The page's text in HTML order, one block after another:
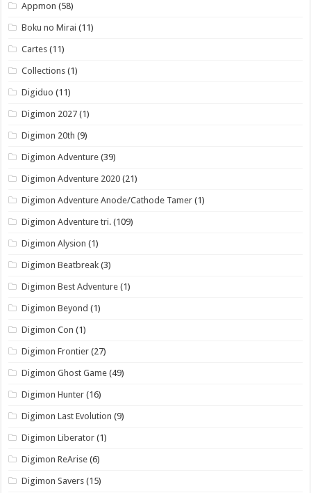
Appmon (58)
Boku no Mirai (11)
Cartes (11)
Collections (1)
Digiduo (11)
Digimon 2027 (1)
Digimon 20th (9)
Digimon Adventure (39)
Digimon Adventure 2020 (21)
Digimon Adventure Anode/Cathode Tamer (1)
Digimon Adventure tri. (109)
Digimon Alysion (1)
Digimon Beatbreak (3)
Digimon Best Adventure (1)
Digimon Beyond (1)
Digimon Con (1)
Digimon Frontier (27)
Digimon Ghost Game (49)
Digimon Hunter (16)
Digimon Last Evolution (9)
Digimon Liberator (1)
Digimon ReArise (6)
Digimon Savers (15)